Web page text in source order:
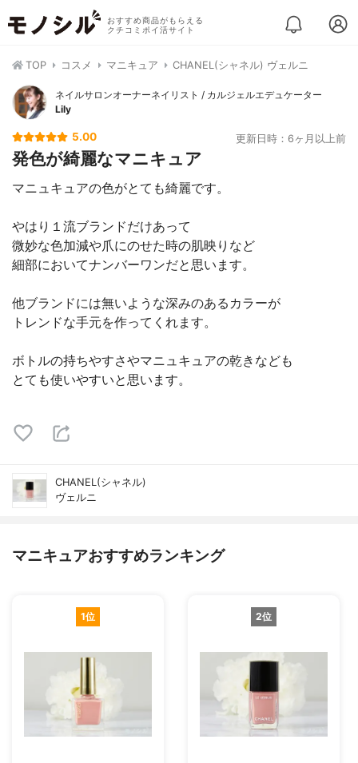
おすすめ商品がもらえる
クチコミポイ活サイト
TOP コスメ マニキュア CHANEL(シャネル) ヴェルニ
ネイルサロンオーナーネイリスト / カルジェルエデュケーター
Lily
5.00 更新日時：6ヶ月以上前
発色が綺麗なマニキュア
マニュキュアの色がとても綺麗です。
やはり１流ブランドだけあって
微妙な色加減や爪にのせた時の肌映りなど
細部においてナンバーワンだと思います。
他ブランドには無いような深みのあるカラーが
トレンドな手元を作ってくれます。
ボトルの持ちやすさやマニュキュアの乾きなども
とても使いやすいと思います。
CHANEL(シャネル)
ヴェルニ
マニキュアおすすめランキング
1位 2位